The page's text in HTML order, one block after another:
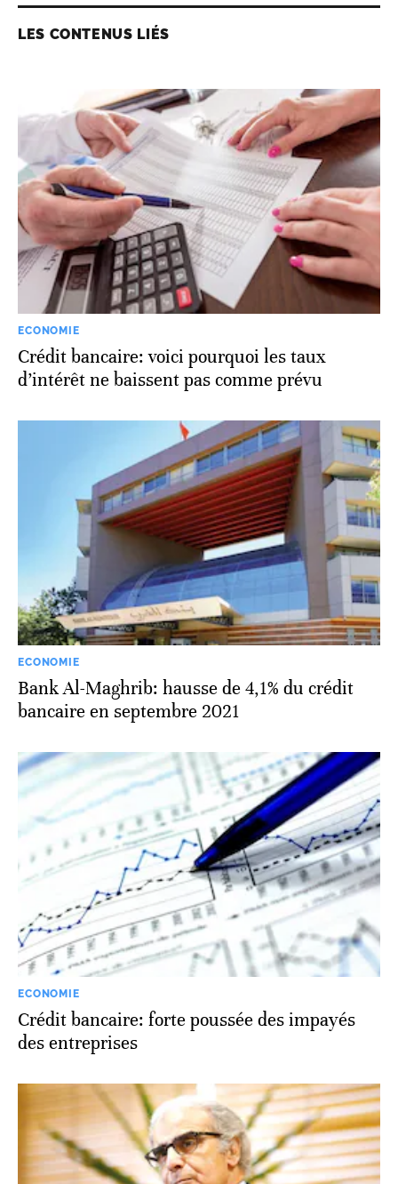
LES CONTENUS LIÉS
ECONOMIE
Crédit bancaire: voici pourquoi les taux
d’intérêt ne baissent pas comme prévu
ECONOMIE
Bank Al-Maghrib: hausse de 4,1% du crédit
bancaire en septembre 2021
ECONOMIE
Crédit bancaire: forte poussée des impayés
des entreprises